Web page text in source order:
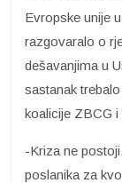
Evropske unije
razgovaralo o
dešavanjima u
sastanak
koalicije ZBCG
-Kriza ne
poslanika za